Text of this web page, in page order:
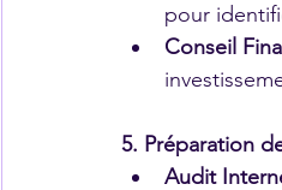
pour
Conseil
5. Préparation
Audit